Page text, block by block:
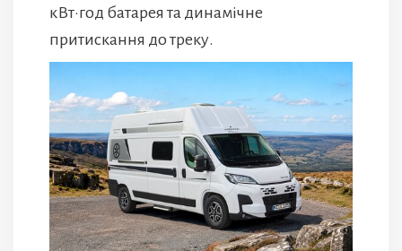
кВт·год батарея та динамічне
притискання до треку.